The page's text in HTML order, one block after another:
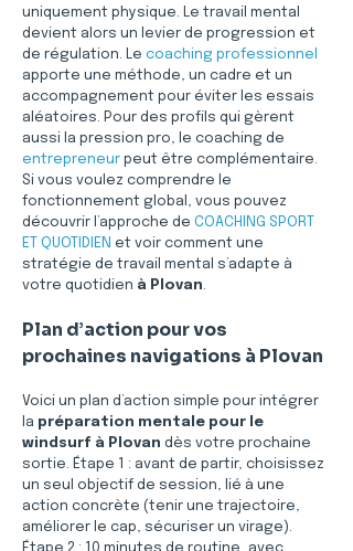
uniquement physique. Le travail mental
devient alors un levier de progression et
de régulation. Le coaching professionnel
apporte une méthode, un cadre et un
accompagnement pour éviter les essais
aléatoires. Pour des profils qui gèrent
aussi la pression pro, le coaching de
entrepreneur peut être complémentaire.
Si vous voulez comprendre le
fonctionnement global, vous pouvez
découvrir l’approche de COACHING SPORT
ET QUOTIDIEN et voir comment une
stratégie de travail mental s’adapte à
votre quotidien à Plovan.
Plan d’action pour vos
prochaines navigations à Plovan
Voici un plan d’action simple pour intégrer
la préparation mentale pour le
windsurf à Plovan dès votre prochaine
sortie. Étape 1 : avant de partir, choisissez
un seul objectif de session, lié à une
action concrète (tenir une trajectoire,
améliorer le cap, sécuriser un virage).